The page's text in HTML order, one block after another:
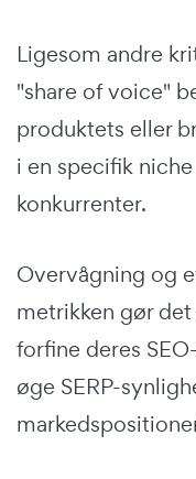
Ligesom andre
"share of voice"
produktets eller
i en specifik
konkurrenter.
Overvågning og
metrikken gør
forfine deres
øge SERP-